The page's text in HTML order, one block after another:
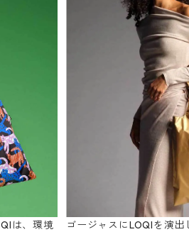
は、環境
ゴージャスにLOQIを演